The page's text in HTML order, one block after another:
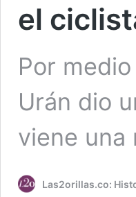
el
Por
Urán dio
viene una
Las2orillas.co: